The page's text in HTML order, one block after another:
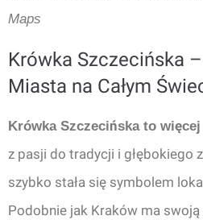
Maps
Krówka Szczecińska
Miasta na Całym
Krówka Szczecińska to
z pasji do tradycji i głębokiego
szybko stała się symbolem
Podobnie jak Kraków ma swoją